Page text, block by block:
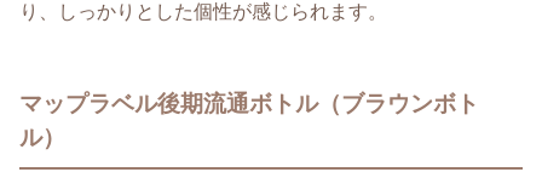
り、しっかりとした個性が感じられます。
マップラベル後期流通ボトル（ブラウンボト
ル）